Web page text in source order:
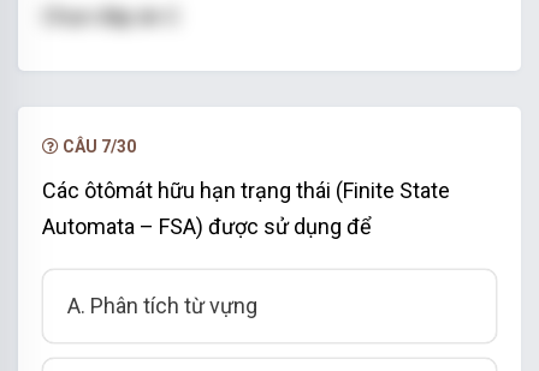
Chọn đáp án C
CÂU 7/30
Các ôtômát hữu hạn trạng thái (Finite State
Automata – FSA) được sử dụng để
A. Phân tích từ vựng